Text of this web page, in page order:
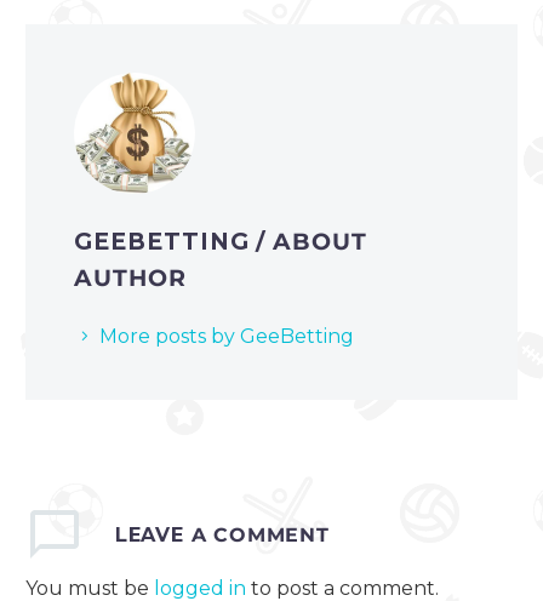
GEEBETTING/ ABOUT
AUTHOR
More posts by GeeBetting
LEAVE A COMMENT
You must be logged in to post a comment.